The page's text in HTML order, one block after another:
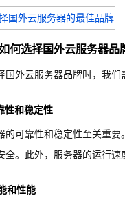
何选择国外云服务器品
国外云服务器品牌时，我们
性和稳定性
的可靠性和稳定性至关重
全。此外，服务器的运行速
和性能